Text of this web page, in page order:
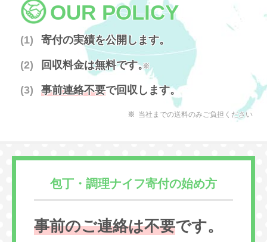
OUR POLICY
寄付の実績を公開します。
回収料金は無料です。
※
事前連絡不要で回収します。
当社までの送料のみご負担ください
包丁・調理ナイフ寄付の始め方
事前のご連絡は不要です。